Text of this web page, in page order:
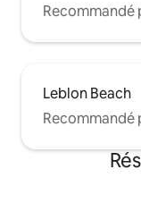
Recommandé
Leblon Beach
Recommandé